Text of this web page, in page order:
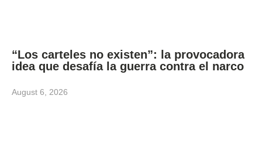
“Los carteles no existen”: la provocadora
idea que desafía la guerra contra el narco
August 6, 2026